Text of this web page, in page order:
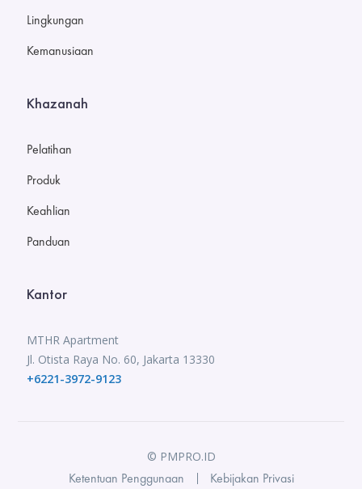
Lingkungan
Kemanusiaan
Khazanah
Pelatihan
Produk
Keahlian
Panduan
Kantor
MTHR Apartment
Jl. Otista Raya No. 60, Jakarta 13330
+6221-3972-9123
© PMPRO.ID
Ketentuan Penggunaan Kebijakan Privasi